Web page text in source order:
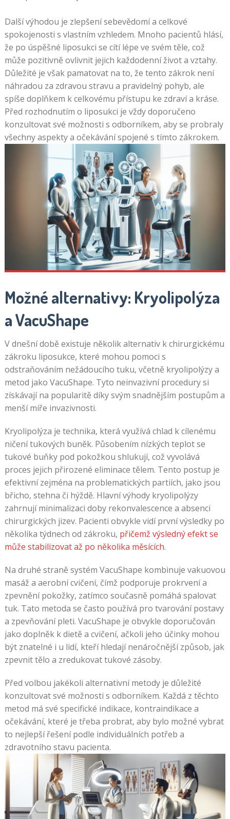
Další výhodou je zlepšení sebevědomí a celkové
spokojenosti s vlastním vzhledem. Mnoho pacientů hlásí,
že po úspěšné liposukci se cítí lépe ve svém těle, což
může pozitivně ovlivnit jejich každodenní život a vztahy.
Důležité je však pamatovat na to, že tento zákrok není
náhradou za zdravou stravu a pravidelný pohyb, ale
spíše doplňkem k celkovému přístupu ke zdraví a kráse.
Před rozhodnutím o liposukci je vždy doporučeno
konzultovat své možnosti s odborníkem, aby se probraly
všechny aspekty a očekávání spojené s tímto zákrokem.
Možné alternativy: Kryolipolýza
a VacuShape
V dnešní době existuje několik alternativ k chirurgickému
zákroku liposukce, které mohou pomoci s
odstraňováním nežádoucího tuku, včetně kryolipolýzy a
metod jako VacuShape. Tyto neinvazivní procedury si
získávají na popularitě díky svým snadnějším postupům a
menší míře invazivnosti.
Kryolipolýza je technika, která využívá chlad k cílenému
ničení tukových buněk. Působením nízkých teplot se
tukové buňky pod pokožkou shlukují, což vyvolává
proces jejich přirozené eliminace tělem. Tento postup je
efektivní zejména na problematických partiích, jako jsou
břicho, stehna či hýždě. Hlavní výhody kryolipolýzy
zahrnují minimalizaci doby rekonvalescence a absenci
chirurgických jizev. Pacienti obvykle vidí první výsledky po
několika týdnech od zákroku, přičemž výsledný efekt se
může stabilizovat až po několika měsících.
Na druhé straně systém VacuShape kombinuje vakuovou
masáž a aerobní cvičení, čímž podporuje prokrvení a
zpevnění pokožky, zatímco současně pomáhá spalovat
tuk. Tato metoda se často používá pro tvarování postavy
a zpevňování pleti. VacuShape je obvykle doporučován
jako doplněk k dietě a cvičení, ačkoli jeho účinky mohou
být znatelné i u lidí, kteří hledají nenáročnější způsob, jak
zpevnit tělo a zredukovat tukové zásoby.
Před volbou jakékoli alternativní metody je důležité
konzultovat své možnosti s odborníkem. Každá z těchto
metod má své specifické indikace, kontraindikace a
očekávání, které je třeba probrat, aby bylo možné vybrat
to nejlepší řešení podle individuálních potřeb a
zdravotního stavu pacienta.